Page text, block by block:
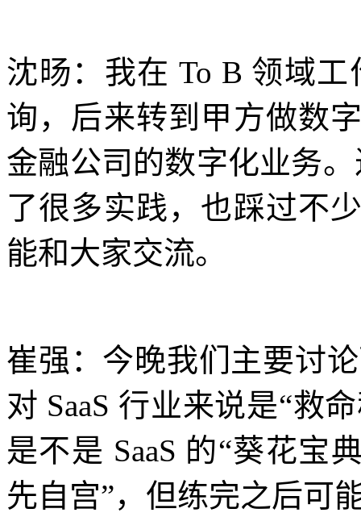
沈旸：我在 To B 领域
询，后来转到甲方做数
金融公司的数字化业务
了很多实践，也踩过不
能和大家交流。
崔强：今晚我们主要讨
对 SaaS 行业来说是“救
是不是 SaaS 的“葵花宝
先自宫”，但练完之后可